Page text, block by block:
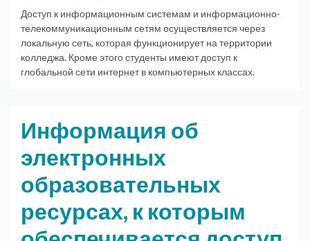
Доступ к информационным системам и информационно-
телекоммуникационным сетям осуществляется через
локальную сеть, которая функционирует на территории
колледжа. Кроме этого студенты имеют доступ к
глобальной сети интернет в компьютерных классах.
Информация об
электронных
образовательных
ресурсах, к которым